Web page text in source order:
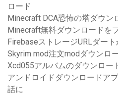
ロード
Minecraft DCA恐怖の塔ダウン
Minecraft無料ダウンロードを
FirebaseストレージURLダー
Skyrim mod注文modダウンロ
Xcd055アルバムのダウンロー
アンドロイドダウンロードア
話に